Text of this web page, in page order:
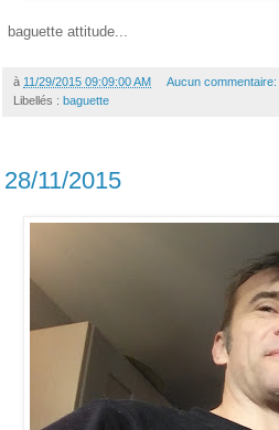
baguette attitude...
à 11/29/2015 09:09:00 AM
Aucun commentaire:
Libellés : baguette
28/11/2015